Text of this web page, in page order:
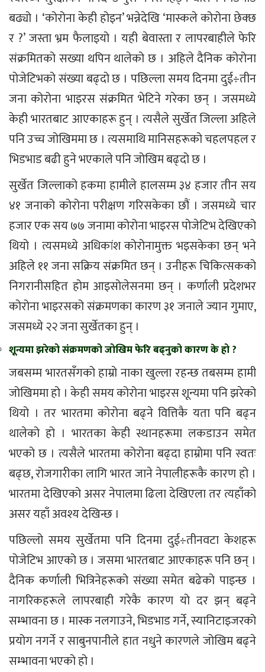
बढ्यो । ‘कोरोना केही होइन’ भन्नेदेखि ‘मास्कले कोरोना छेक्छ
र ?’ जस्ता भ्रम फैलाइयो । यही बेवास्ता र लापरबाहीले फेरि
संक्रमितको सख्या थपिन थालेको छ । अहिले दैनिक कोरोना
पोजेटिभको संख्या बढ्दो छ । पछिल्ला समय दिनमा दुई÷तीन
जना कोरोना भाइरस संक्रमित भेटिने गरेका छन् । जसमध्ये
केही भारतबाट आएकाहरू हुन् । त्यसैले सुर्खेत जिल्ला अहिले
पनि उच्च जोखिममा छ । त्यसमाथि मानिसहरूको चहलपहल र
भिडभाड बढी हुने भएकाले पनि जोखिम बढ्दो छ ।
सुर्खेत जिल्लाको हकमा हामीले हालसम्म ३४ हजार तीन सय
४१ जनाको कोरोना परीक्षण गरिसकेका छौं । जसमध्ये चार
हजार एक सय ७७ जनामा कोरोना भाइरस पोजेटिभ देखिएको
थियो । त्यसमध्ये अधिकांश कोरोनामुक्त भइसकेका छन् भने
अहिले ११ जना सक्रिय संक्रमित छन् । उनीहरू चिकित्सकको
निगरानीसहित होम आइसोलेसनमा छन् । कर्णाली प्रदेशभर
कोरोना भाइरसको संक्रमणका कारण ३१ जनाले ज्यान गुमाए,
जसमध्ये २२ जना सुर्खेतका हुन् ।
शून्यमा झरेको संक्रमणको जोखिम फेरि बढ्नुको कारण के हो ?
जबसम्म भारतसँगको हाम्रो नाका खुल्ला रहन्छ तबसम्म हामी
जोखिममा हो । केही समय कोरोना भाइरस शून्यमा पनि झरेको
थियो । तर भारतमा कोरोना बढ्ने वित्तिकै यता पनि बढ्न
थालेको हो । भारतका केही स्थानहरूमा लकडाउन समेत
भएको छ । त्यसैले भारतमा कोरोना बढ्दा हाम्रोमा पनि स्वतः
बढ्छ, रोजगारीका लागि भारत जाने नेपालीहरूकै कारण हो ।
भारतमा देखिएको असर नेपालमा ढिला देखिएला तर त्यहाँको
असर यहाँ अवश्य देखिन्छ ।
पछिल्लो समय सुर्खेतमा पनि दिनमा दुई÷तीनवटा केशहरू
पोजेटिभ आएको छ । जसमा भारतबाट आएकाहरू पनि छन् ।
दैनिक कर्णाली भित्रिनेहरूको संख्या समेत बढेको पाइन्छ ।
नागरिकहरूले लापरबाही गरेकै कारण यो दर झन् बढ्ने
सम्भावना छ । मास्क नलगाउने, भिडभाड गर्ने, स्यानिटाइजरको
प्रयोग नगर्ने र साबुनपानीले हात नधुने कारणले जोखिम बढ्ने
सम्भावना भएको हो ।